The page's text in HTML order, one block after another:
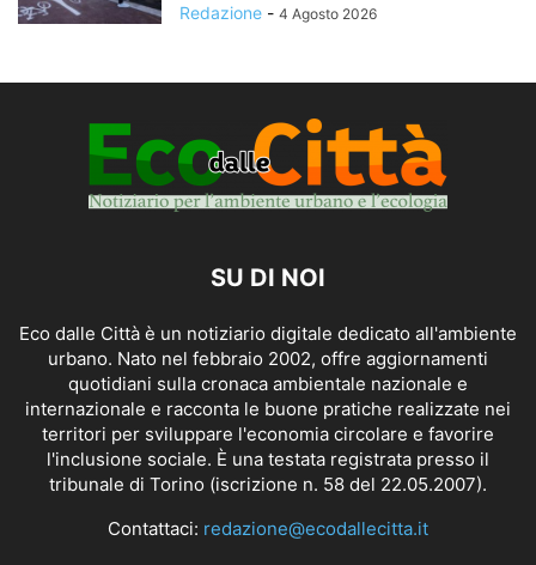
Redazione - 4 Agosto 2026
SU DI NOI
Eco dalle Città è un notiziario digitale dedicato all'ambiente
urbano. Nato nel febbraio 2002, offre aggiornamenti
quotidiani sulla cronaca ambientale nazionale e
internazionale e racconta le buone pratiche realizzate nei
territori per sviluppare l'economia circolare e favorire
l'inclusione sociale. È una testata registrata presso il
tribunale di Torino (iscrizione n. 58 del 22.05.2007).
Contattaci: redazione@ecodallecitta.it